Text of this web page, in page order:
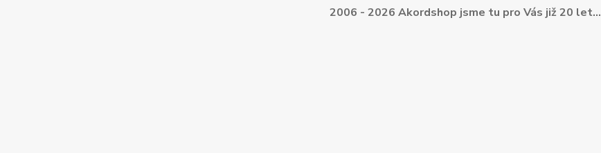
2006 - 2026 Akordshop jsme tu pro Vás již 20 let...